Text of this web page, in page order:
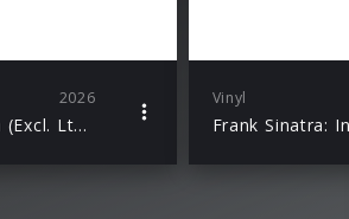
2026
Ultimate Sinatra (Excl. Ltd. 1LP)
Vinyl